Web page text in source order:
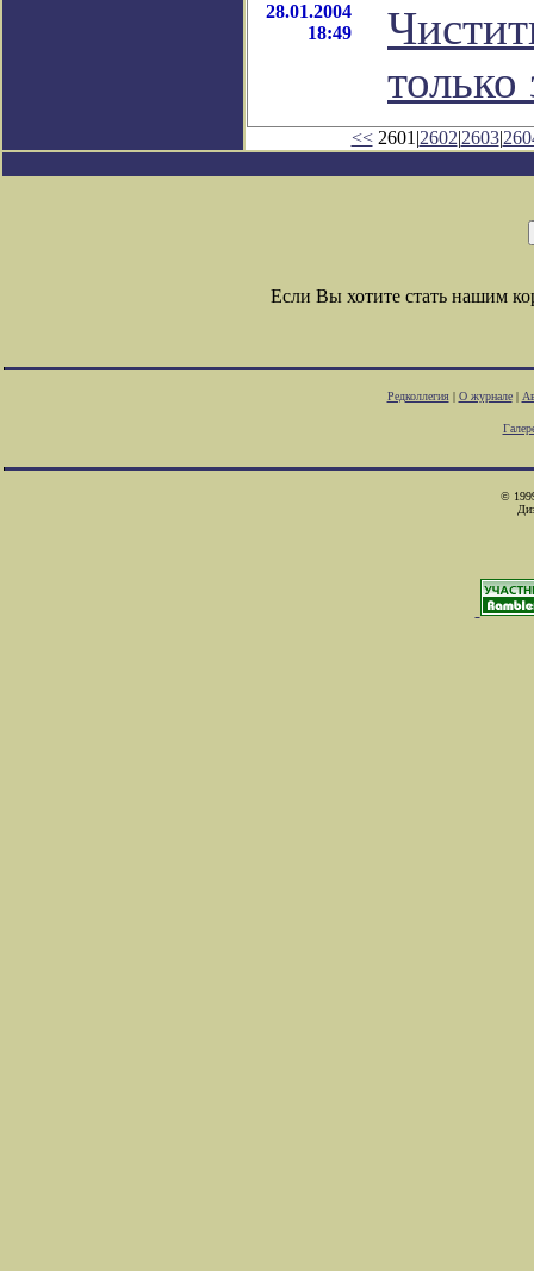
28.01.2004
18:49
<<2601|2602|2603|
Если Вы хотите стать нашим
Редколлегия| О журнале|
©